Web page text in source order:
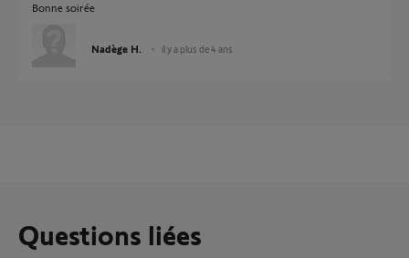
Bonne soirée
Nadège H. il y a plus de 4 ans
Questions liées